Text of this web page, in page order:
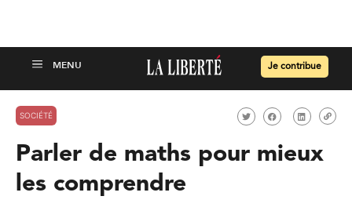
Je contribue
SOCIÉTÉ
Parler de maths pour mieux
les comprendre